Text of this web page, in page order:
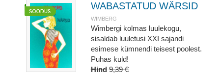
WABASTATUD WÄRSID
WIMBERG
Wimbergi kolmas luulekogu,
sisaldab luuletusi XXI sajandi
esimese kümnendi teisest poolest.
Puhas kuld!
Hind 9,39 €